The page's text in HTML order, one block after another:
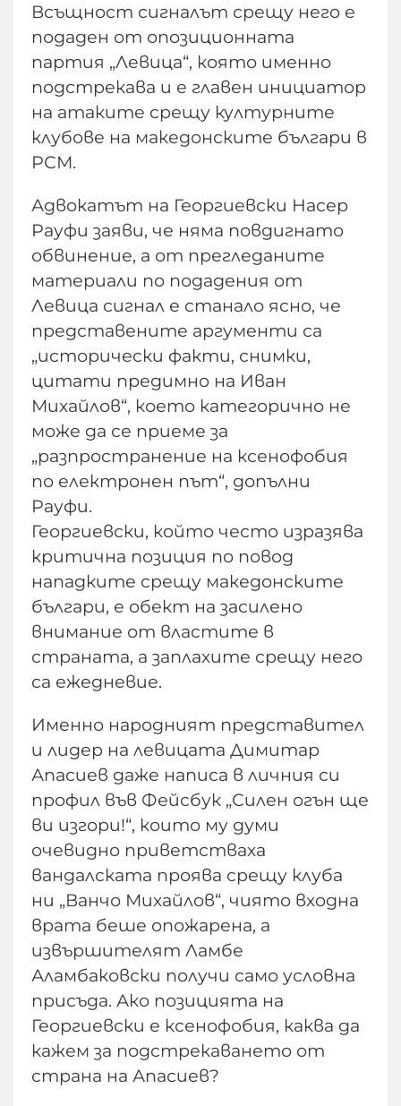
Всъщност сигналът срещу него е
подаден от опозиционната
партия „Левица“, която именно
подстрекава и е главен инициатор
на атаките срещу културните
клубове на македонските българи в
РСМ.
Адвокатът на Георгиевски Насер
Рауфи заяви, че няма повдигнато
обвинение, а от прегледаните
материали по подадения от
Левица сигнал е станало ясно, че
представените аргументи са
„исторически факти, снимки,
цитати предимно на Иван
Михайлов“, което категорично не
може да се приеме за
„разпространение на ксенофобия
по електронен път“, допълни
Рауфи.
Георгиевски, който често изразява
критична позиция по повод
нападките срещу македонските
българи, е обект на засилено
внимание от властите в
страната, а заплахите срещу него
са ежедневие.
Именно народният представител
и лидер на левицата Димитар
Апасиев даже написа в личния си
профил във Фейсбук „Силен огън ще
ви изгори!“, които му думи
очевидно приветстваха
вандалската проява срещу клуба
ни „Ванчо Михайлов“, чиято входна
врата беше опожарена, а
извършителят Ламбе
Аламбаковски получи само условна
присъда. Ако позицията на
Георгиевски е ксенофобия, каква да
кажем за подстрекаването от
страна на Апасиев?